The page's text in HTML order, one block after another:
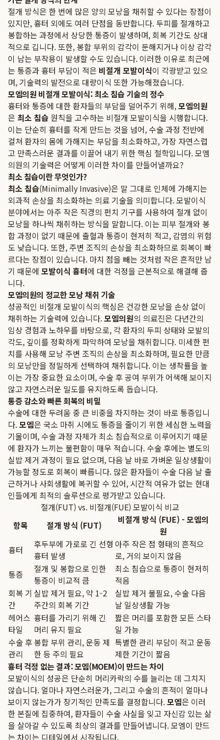
절개 방식은 한 번에 많은 양의 모낭을 채취할 수 있다는 장점이
있지만, 흉터 외에도 여러 단점을 동반합니다. 두피를 절개하고
봉합하는 과정에서 상당한 통증이 발생하며, 회복 기간도 상대
적으로 깁니다. 또한, 봉합 부위의 감각이 둔해지거나 이상 감각
이 남는 부작용이 발생할 수도 있습니다. 이러한 이유로 최근에
는 통증과 흉터 부담이 적은 비절개 모발이식이 각광받고 있으
며, 기술력의 발전으로 대량이식 또한 가능해졌습니다.
모엠의원 비절개 모발이식: 최소 침습 기술의 정수
흉터와 통증에 대한 환자들의 부담을 덜어주기 위해,모엠의원
은 최소 침습 원칙을 고수하는 비절개 모발이식을 시행합니다.
이는 단순히 흉터를 작게 만드는 것을 넘어, 수술 과정 전반에
걸쳐 환자의 몸에 가해지는 부담을 최소화하고, 가장 자연스럽
고 만족스러운 결과를 이끌어 내기 위한 핵심 철학입니다. 모엠
의원의 기술력은 어떻게 이러한 차이를 만들어낼까요?
최소 침습이란 무엇인가?
최소 침습(Minimally Invasive)은 말 그대로 인체에 가해지는
외과적 손상을 최소화하는 의료 기술을 의미합니다. 모발이식
분야에서는 아주 작은 직경의 펀치 기구를 사용하여 절개 없이
모낭을 하나씩 채취하는 방식을 말합니다. 이는 피부 절개와 봉
합 과정이 없기 때문에 출혈과 통증이 현저히 적고, 감염의 위험
도 낮습니다. 또한, 주변 조직의 손상을 최소화하므로 회복이 빠
르다는 장점이 있습니다. 마치 점을 빼는 것처럼 작은 흔적만 남
기 때문에 모발이식 흉터에 대한 걱정을 근본적으로 해결해 줍
니다.
모엠의원의 정교한 모낭 채취 기술
성공적인 비절개 모발이식의 핵심은 건강한 모낭을 손상 없이
채취하는 기술력에 있습니다.모엠의원의 의료진은 다년간의
임상 경험과 노하우를 바탕으로, 각 환자의 두피 상태와 모발의
각도, 깊이를 정확하게 파악하여 모낭을 채취합니다. 미세한 펀
치를 사용해 모낭 주변 조직의 손상을 최소화하며, 필요한 만큼
의 모낭만을 정밀하게 선택하여 채취합니다. 이는 생착률을 높
이는 가장 중요한 요소이며, 수술 후 공여 부위가 어색해 보이지
않고 자연스러운 밀도를 유지하도록 돕습니다.
통증 감소와 빠른 회복의 비밀
수술에 대한 두려움 중 큰 비중을 차지하는 것이 바로 통증입니
다.모엠은 국소 마취 시에도 통증을 줄이기 위한 세심한 노력을
기울이며, 수술 과정 자체가 최소 침습적으로 이루어지기 때문
에 환자가 느끼는 불편함이 매우 적습니다. 수술 후에는 별도의
실밥 제거 과정이 필요 없으며, 다음 날 바로 가벼운 일상생활이
가능할 정도로 회복이 빠릅니다. 많은 환자들이 수술 다음 날 출
근하거나 사회생활에 복귀할 수 있어, 시간적 여유가 없는 현대
인들에게 최적의 솔루션으로 평가받고 있습니다.
절개(FUT) vs. 비절개(FUE) 모발이식 비교
항목
절개 방식 (FUT)
비절개 방식 (FUE) - 모엠의
원
흉터
후두부에 가로로 긴 선형
흉터 발생
아주 작은 점 형태의 흔적으
로, 거의 보이지 않음
통증
절개 및 봉합으로 인한
통증이 비교적 큼
최소 침습으로 통증이 현저히
적음
회복 기
간
실밥 제거 필요, 약 1-2
주간의 회복 기간
실밥 제거 불필요, 수술 다음
날 일상생활 가능
헤어스
타일
흉터를 가리기 위해 긴
머리 유지 필요
짧은 머리를 포함한 모든 스타
일 가능
수술 후
관리
봉합 부위 관리, 운동 제
한 등 주의 필요
특별한 관리 부담이 적고 운동
제한 기간이 짧음
흉터 걱정 없는 결과: 모엠(MOEM)이 만드는 차이
모발이식의 성공은 단순히 머리카락의 수를 늘리는 데 그치지
않습니다. 얼마나 자연스러운가, 그리고 수술의 흔적이 얼마나
보이지 않는가가 장기적인 만족도를 결정합니다.모엠은 이러
한 본질에 집중하여, 환자들이 수술 사실을 잊고 자신감 있는 삶
을 살아갈 수 있도록 최상의 결과를 만들어냅니다. 모엠이 만드
는 차이는 디테일에서 시작됩니다.